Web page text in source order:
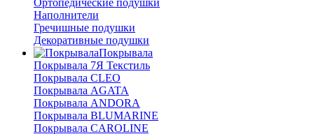
Ортопедические подушки
Наполнители
Гречишные подушки
Декоративные подушки
Покрывала
Покрывала 7Я Текстиль
Покрывала CLEO
Покрывала AGATA
Покрывала ANDORA
Покрывала BLUMARINE
Покрывала CAROLINE